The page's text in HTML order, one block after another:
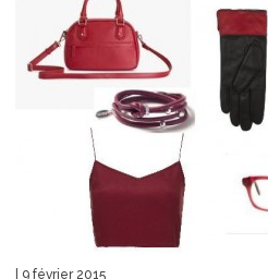
| 9 février 2015